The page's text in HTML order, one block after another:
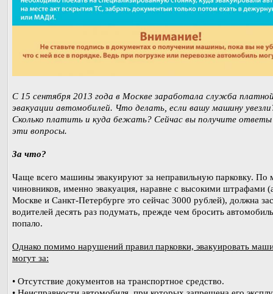
С 15 сентября 2013 года в Москве заработала служба
эвакуации автомобилей. Что делать, если вашу машину
Сколько платить и куда бежать? Сейчас вы получите ответы
эти вопросы.
За что?
Чаще всего машины эвакуируют за неправильную парковку. По
чиновников, именно эвакуация, наравне с высокими штрафами
Москве и Санкт-Петербурге это сейчас 3000 рублей), должна
водителей десять раз подумать, прежде чем бросить
попало.
Однако помимо нарушений правил парковки, эвакуировать
могут за:
• Отсутствие документов на транспортное средство.